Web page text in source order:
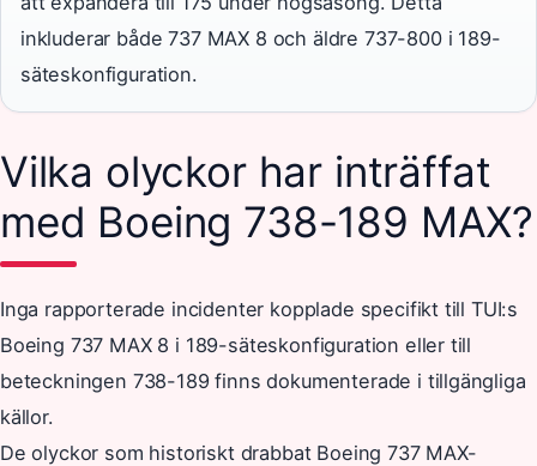
inkluderar både 737 MAX 8 och äldre 737-800 i 189-
säteskonfiguration.
Vilka olyckor har inträffat
med Boeing 738-189 MAX?
Inga rapporterade incidenter kopplade specifikt till TUI:s
Boeing 737 MAX 8 i 189-säteskonfiguration eller till
beteckningen 738-189 finns dokumenterade i tillgängliga
källor.
De olyckor som historiskt drabbat Boeing 737 MAX-